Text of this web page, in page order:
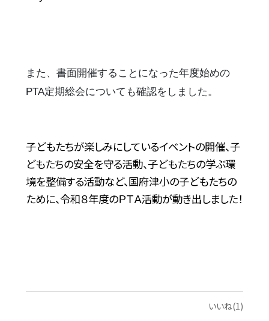
また、書面開催することになった年度始めの
PTA定期総会についても確認をしました。
子どもたちが楽しみにしているイベントの開催、子
どもたちの安全を守る活動、子どもたちの学ぶ環
境を整備する活動など、国府津小の子どもたちの
ために、令和８年度のＰＴＡ活動が動き出しました！
いいね(1)